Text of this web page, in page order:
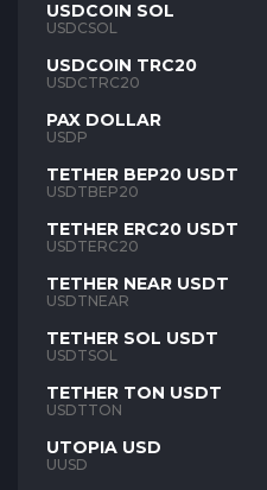
USDCOIN SOL
USDCSOL
USDCOIN TRC20
USDCTRC20
PAX DOLLAR
USDP
TETHER BEP20 USDT
USDTBEP20
TETHER ERC20 USDT
USDTERC20
TETHER NEAR USDT
USDTNEAR
TETHER SOL USDT
USDTSOL
TETHER TON USDT
USDTTON
UTOPIA USD
UUSD